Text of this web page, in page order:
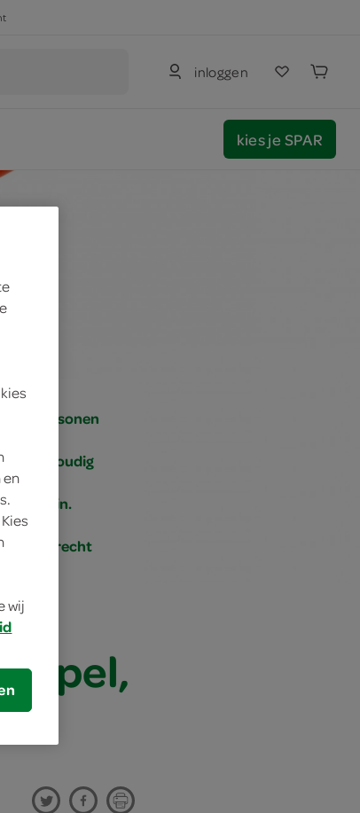
inloggen
kies je SPAR
1 personen
eenvoudig
15 min.
bijgerecht
en
wij